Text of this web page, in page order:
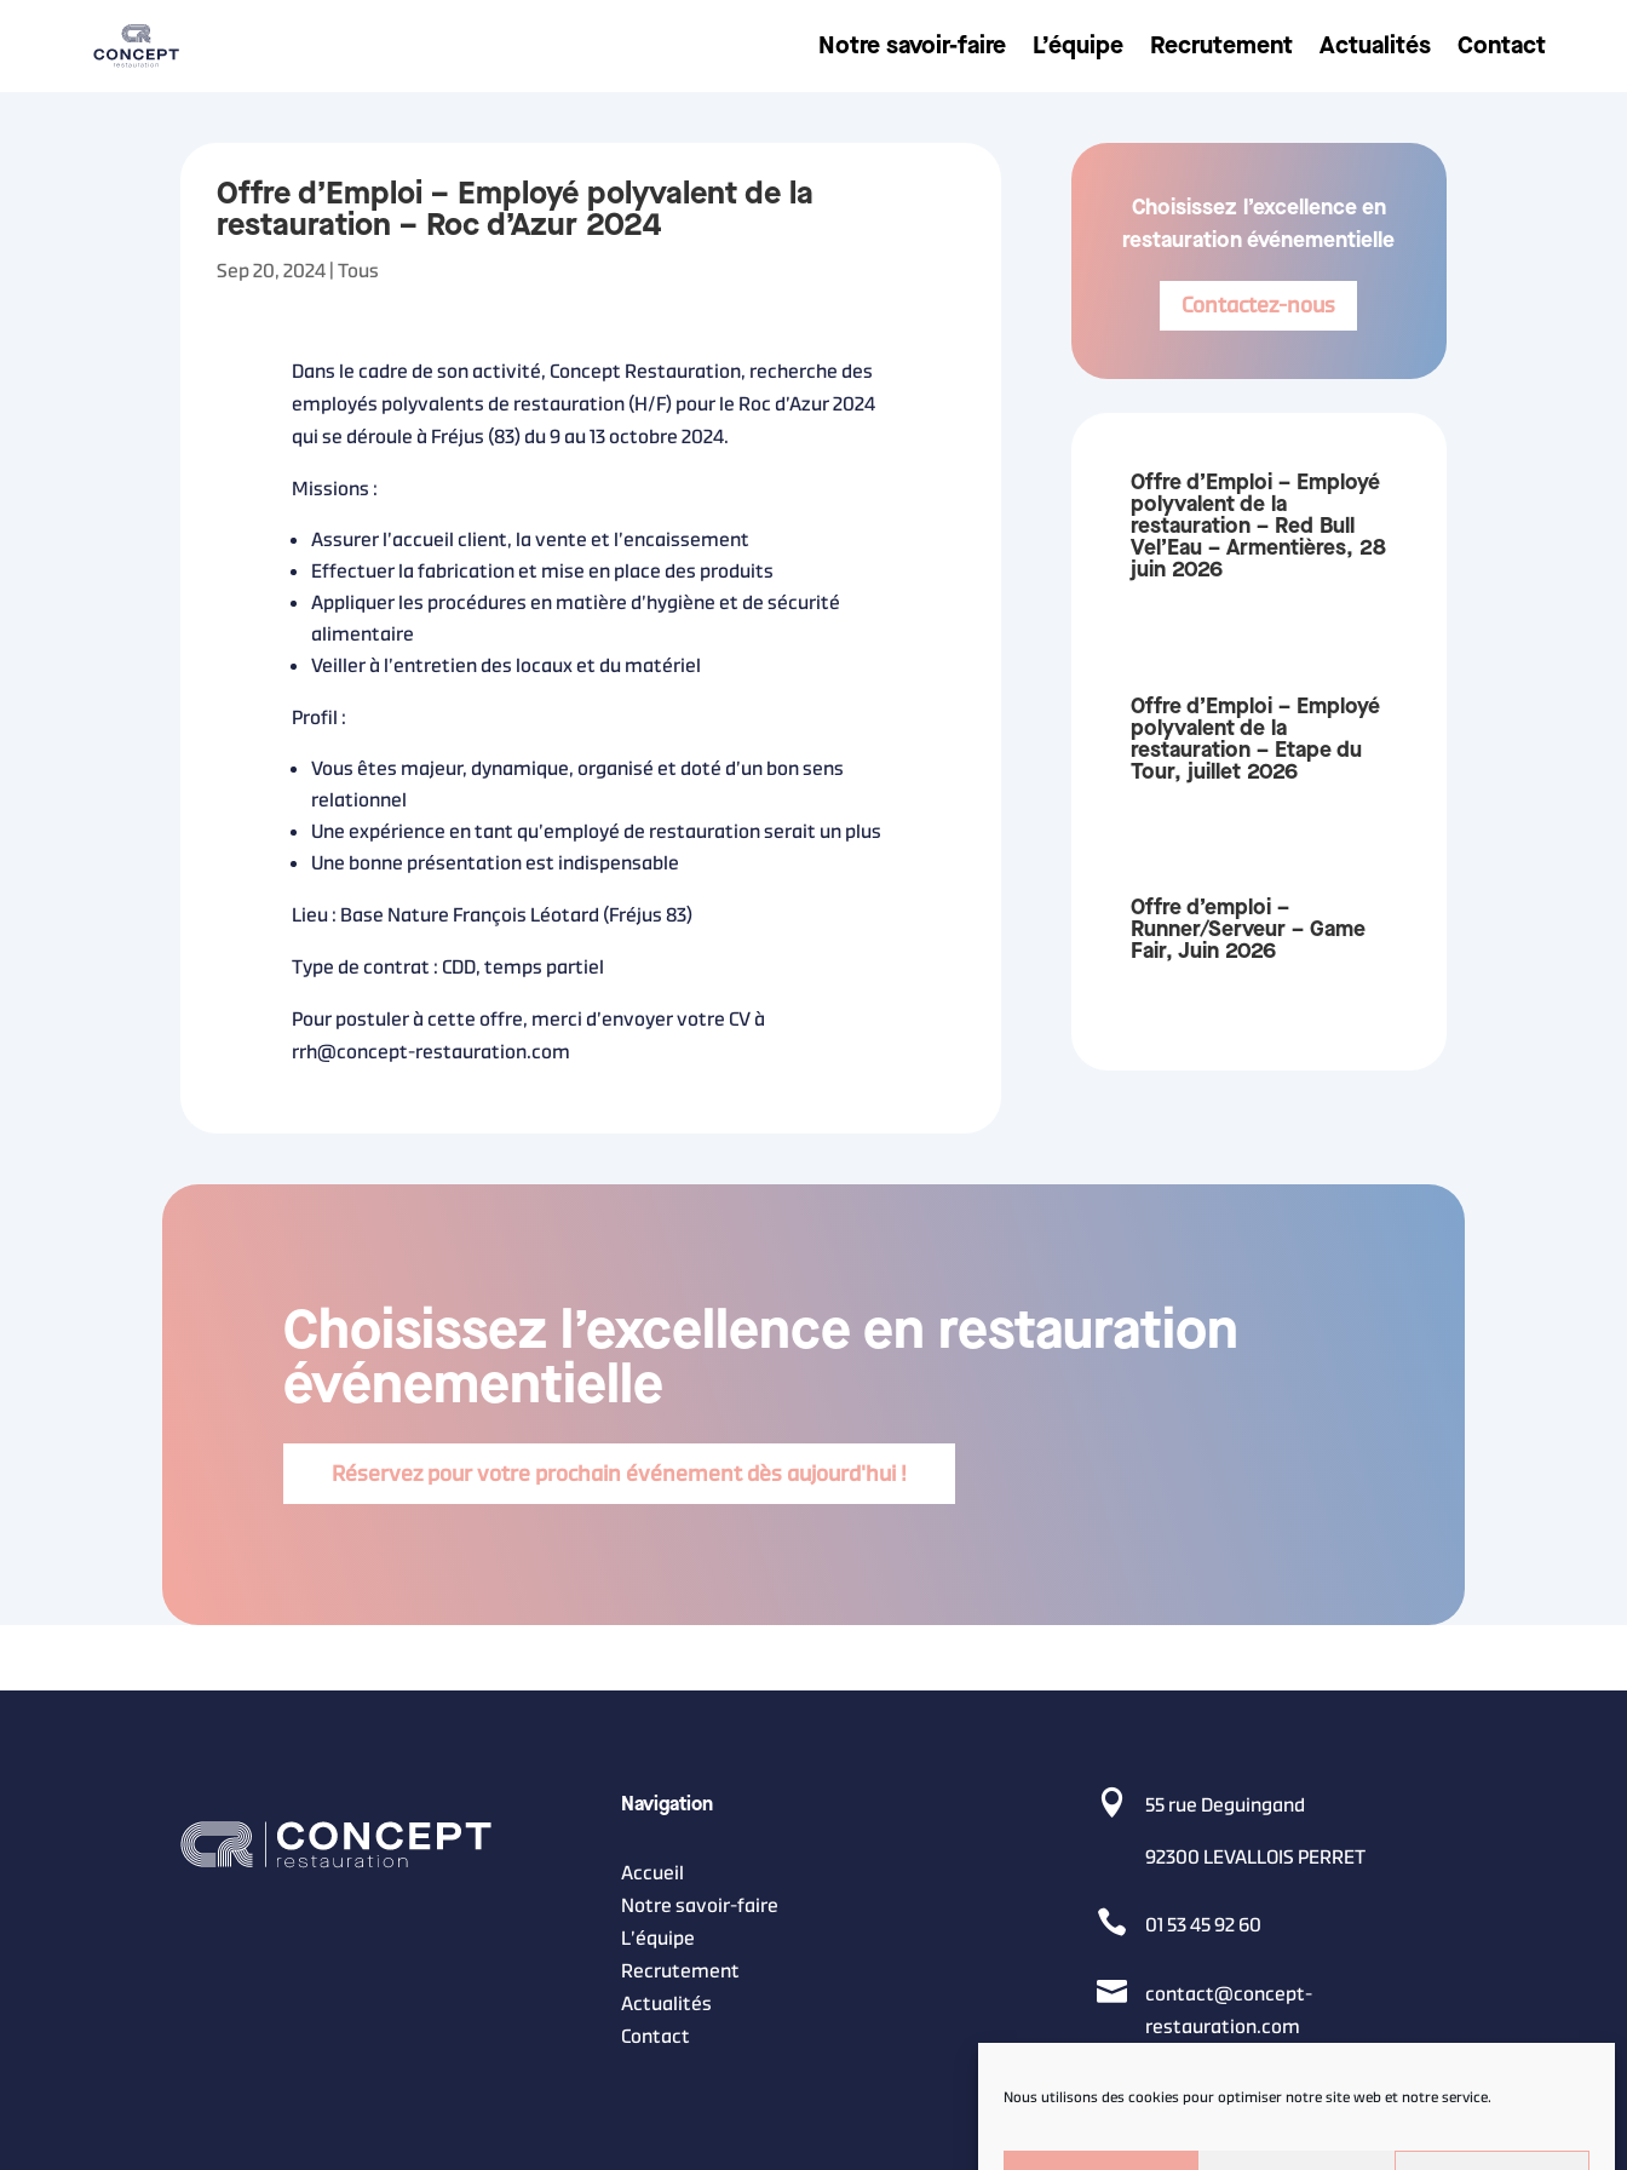
Nous utilisons des cookies pour optimiser notre site web et notre service.
Notre savoir-faire L’équipe Recrutement Actualités Contact
Offre d’Emploi – Employé polyvalent de la
restauration – Roc d’Azur 2024
Sep 20, 2024|Tous
Dans le cadre de son activité, Concept Restauration, recherche des
employés polyvalents de restauration (H/F) pour le Roc d’Azur 2024
qui se déroule à Fréjus (83) du 9 au 13 octobre 2024.
Missions :
Assurer l’accueil client, la vente et l’encaissement
Effectuer la fabrication et mise en place des produits
Appliquer les procédures en matière d’hygiène et de sécurité
alimentaire
Veiller à l’entretien des locaux et du matériel
Profil :
Vous êtes majeur, dynamique, organisé et doté d’un bon sens
relationnel
Une expérience en tant qu’employé de restauration serait un plus
Une bonne présentation est indispensable
Lieu : Base Nature François Léotard (Fréjus 83)
Type de contrat : CDD, temps partiel
Pour postuler à cette offre, merci d’envoyer votre CV à
rrh@concept-restauration.com
Choisissez l’excellence en
restauration événementielle
Contactez-nous
Offre d’Emploi – Employé
polyvalent de la
restauration – Red Bull
Vel’Eau – Armentières, 28
juin 2026
Offre d’Emploi – Employé
polyvalent de la
restauration – Etape du
Tour, juillet 2026
Offre d’emploi –
Runner/Serveur – Game
Fair, Juin 2026
Choisissez l’excellence en restauration
événementielle
Réservez pour votre prochain événement dès aujourd'hui !
Navigation
Accueil
Notre savoir-faire
L’équipe
Recrutement
Actualités
Contact
 55 rue Deguingand
92300 LEVALLOIS PERRET
 01 53 45 92 60

contact@concept-
restauration.com